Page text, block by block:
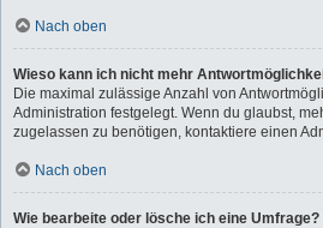
Nach oben
Wieso kann ich nicht mehr
Die maximal zulässige Anzahl von
Administration festgelegt. Wenn du glaubst,
zugelassen zu benötigen, kontaktiere einen
Nach oben
Wie bearbeite oder lösche ich eine Umfrage?